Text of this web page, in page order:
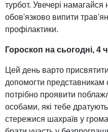
турбот. Увечері
обов'язково випити
профілактики.
Гороскоп на сьогодні, 4
Цей день варто
допомогти представникам
потрібно проявити
особами, які тебе
стережися шахраїв у